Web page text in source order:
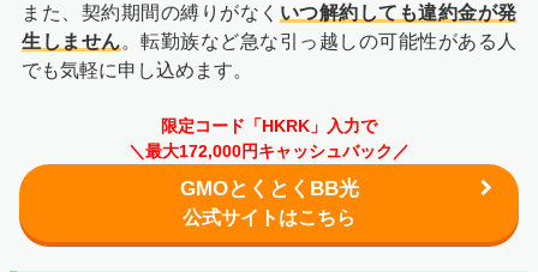
また、契約期間の縛りがなく いつ解約しても違約金が発
生しません。転勤族など急な引っ越しの可能性がある人
でも気軽に申し込めます。
限定コード「HKRK」入力で
＼最大172,000円キャッシュバック／
GMOとくとくBB光
公式サイトはこちら